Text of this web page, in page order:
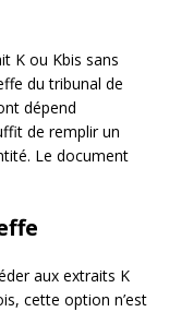
K ou Kbis sans
du tribunal de
dépend
de remplir un
Le document
aux extraits K
cette option n’est